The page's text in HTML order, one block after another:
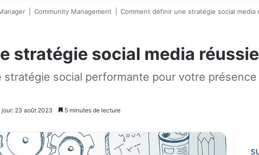
Community Management Comment définir une stratégie social media
stratégie social media
social performante pour votre
jour: 23 août 2023 5 minutes de lecture